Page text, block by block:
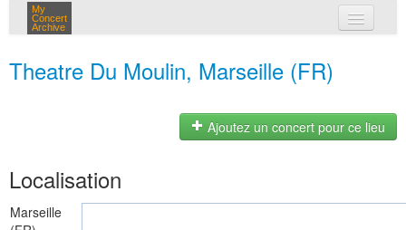
My
Concert
Archive
Theatre Du Moulin, Marseille (FR)
Ajoutez un concert pour ce lieu
Localisation
Marseille